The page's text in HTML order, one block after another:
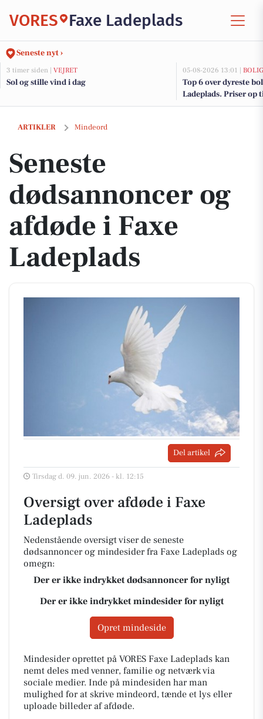
VORES Faxe Ladeplads
Seneste nyt ›
3 timer siden | VEJRET
Sol og stille vind i dag
05-08-2026 13:01 |
Top 6 over dyreste
Ladeplads. Priser op
ARTIKLER Mindeord
Seneste dødsannoncer og afdøde i Faxe Ladeplads
Seneste
dødsannoncer og
afdøde i Faxe
Ladeplads
Del artikel
Tirsdag d. 09. jun. 2026 - kl. 12:15
Oversigt over afdøde i Faxe
Ladeplads
Nedenstående oversigt viser de seneste
dødsannoncer og mindesider fra Faxe Ladeplads og
omegn:
Der er ikke indrykket dødsannoncer for nyligt
Der er ikke indrykket mindesider for nyligt
Opret mindeside
Mindesider oprettet på VORES Faxe Ladeplads kan
nemt deles med venner, familie og netværk via
sociale medier. Inde på mindesiden har man
mulighed for at skrive mindeord, tænde et lys eller
uploade billeder af afdøde.